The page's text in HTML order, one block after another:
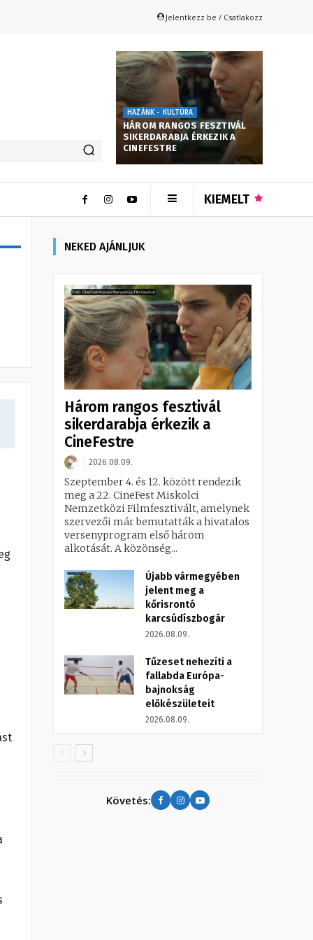
Jelentkezz be / Csatlakozz
HAZÁNK - KULTÚRA
HÁROM RANGOS FESZTIVÁL
SIKERDARABJA ÉRKEZIK A
CINEFESTRE
KIEMELT
NEKED AJÁNLJUK
Három rangos fesztivál
sikerdarabja érkezik a
CineFestre
2026.08.09.
Szeptember 4. és 12. között rendezik
meg a 22. CineFest Miskolci
Nemzetközi Filmfesztivált, amelynek
szervezői már bemutatták a hivatalos
versenyprogram első három
alkotását. A közönség...
Újabb vármegyében
jelent meg a
kőrisrontó
karcsúdíszbogár
2026.08.09.
Tűzeset nehezíti a
fallabda Európa-
bajnokság
előkészületeit
2026.08.09.
Követés: